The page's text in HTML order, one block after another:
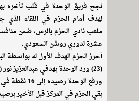
نجح فريق الوحدة في قلب تأخره
لهدف أمام الحزم في اللقاء الذي
ملعب نادي الحزم بالرس، ضمن
عشرة لدوري روشن السعودي.
أحرز الحزم الهدف الأول له بواسطة
(23) ورد الوحدة بهدفي عبدالعزيز نور (70 و 85).
ورفع الوحدة
بقي الحزم في المركز قبل الأخير برصيد 7